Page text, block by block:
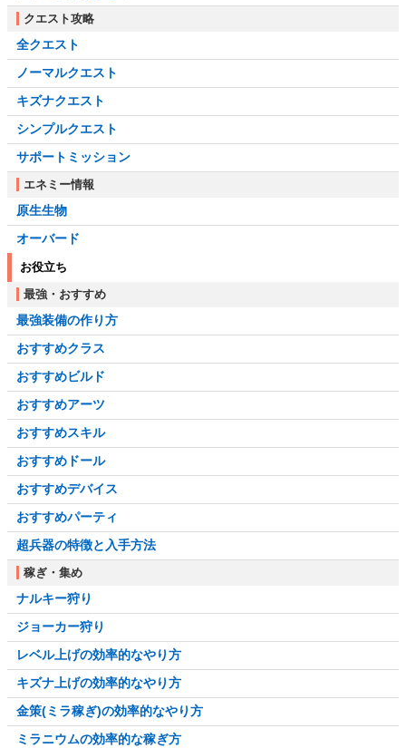
クエスト攻略
全クエスト
ノーマルクエスト
キズナクエスト
シンプルクエスト
サポートミッション
エネミー情報
原生生物
オーバード
お役立ち
最強・おすすめ
最強装備の作り方
おすすめクラス
おすすめビルド
おすすめアーツ
おすすめスキル
おすすめドール
おすすめデバイス
おすすめパーティ
超兵器の特徴と入手方法
稼ぎ・集め
ナルキー狩り
ジョーカー狩り
レベル上げの効率的なやり方
キズナ上げの効率的なやり方
金策(ミラ稼ぎ)の効率的なやり方
ミラニウムの効率的な稼ぎ方